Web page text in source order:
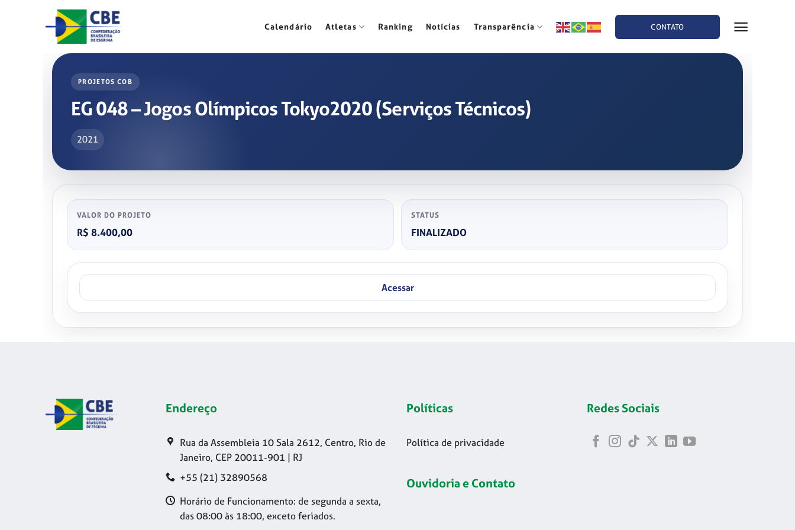
Calendário Atletas Ranking Notícias Transparência CONTATO
PROJETOS COB
EG 048 – Jogos Olímpicos Tokyo2020 (Serviços Técnicos)
2021
VALOR DO PROJETO
R$ 8.400,00
STATUS
FINALIZADO
Acessar
Endereço
Rua da Assembleia 10 Sala 2612, Centro, Rio de
Janeiro, CEP 20011-901 | RJ
+55 (21) 32890568
Horário de Funcionamento: de segunda a sexta,
das 08:00 às 18:00, exceto feriados.
Políticas
Política de privacidade
Ouvidoria e Contato
Redes Sociais